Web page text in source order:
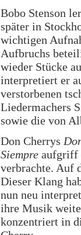
Bobo Stenson
später in
wichtigen
Aufbruchs
wieder Stücke
interpretiert er
verstorbenen
Liedermachers
sowie die von
Don Cherrys
Siempre aufgriff
verbrachte. Auf
Dieser Klang
nun neu
ihre Musik
konzentriert in